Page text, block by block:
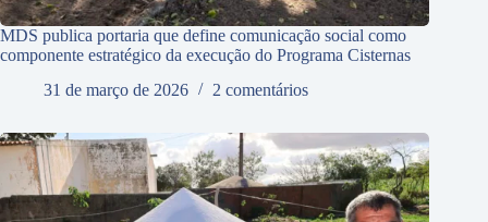
MDS publica portaria que define comunicação social como
componente estratégico da execução do Programa Cisternas
31 de março de 2026
2 comentários